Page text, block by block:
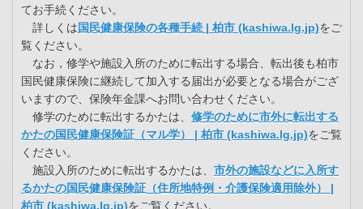
てお手続ください。
詳しくは国民健康保険の各種手続 | 柏市 (kashiwa.lg.jp)をご
覧ください。
なお，修学や施設入所のために転出する場合、転出後も柏市
国民健康保険に継続して加入する届出が必要となる場合がござ
いますので、保険年金課へお問い合わせください。
修学のために転出するかたは、 修学のために市外に転出する
かたの国民健康保険証（マル学） | 柏市 (kashiwa.lg.jp)をご覧
ください。
施設入所のために転出するかたは、 市外の施設などに入所す
るかたの国民健康保険証（住所地特例・介護保険適用除外） |
柏市 (kashiwa.lg.jp)をご覧ください。